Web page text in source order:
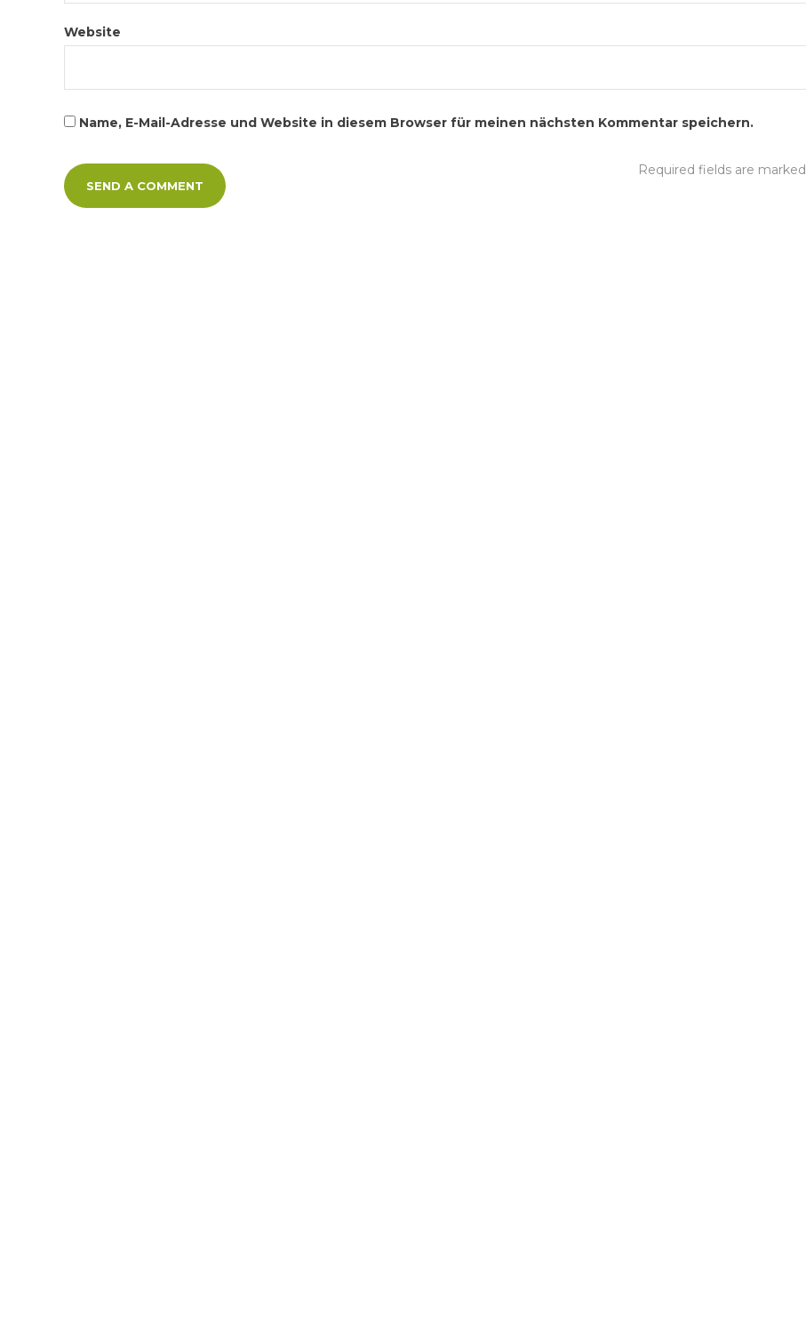
Website
Name, E-Mail-Adresse und Website in diesem Browser für meinen nächsten Kommentar speichern.
Required fields are marked